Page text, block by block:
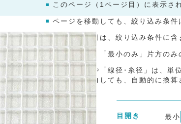
このページ（ 1 ページ目）に表示さ
ページを移動しても、絞り込み条件
未入力の項目は、絞り込み条件に含
「最大のみ」「最小のみ」片方のみ
「目開き」や「線径･糸径」は、単
の単位で入力しても、自動的に換算
目開き 最小